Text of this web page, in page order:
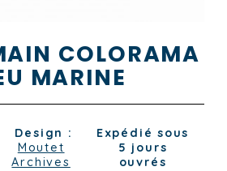
COLORAMA
MARINE
Design :
Moutet
Archives
Expédié sous
5 jours
ouvrés